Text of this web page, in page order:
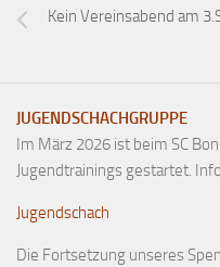
Kein Vereinsabend am
JUGENDSCHACHGRUPPE
Im März 2026 ist beim SC
Jugendtrainings gestartet.
Jugendschach
Die Fortsetzung unseres